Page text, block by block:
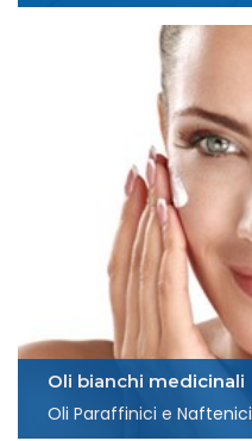
Oli bianchi medicinali
Oli Paraffinici e Naftenici